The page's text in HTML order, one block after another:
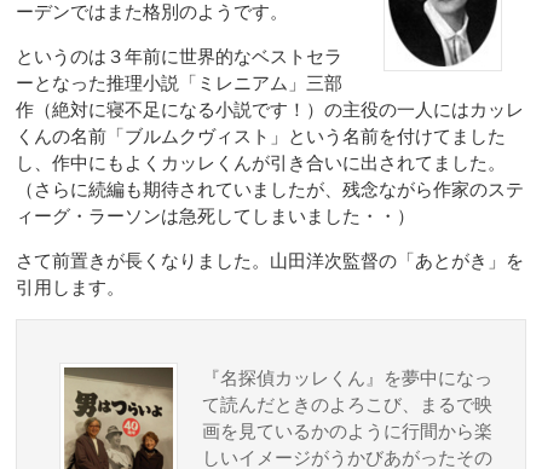
ーデンではまた格別のようです。
というのは３年前に世界的なベストセラ
ーとなった推理小説「ミレニアム」三部
作（絶対に寝不足になる小説です！）の主役の一人にはカッレ
くんの名前「ブルムクヴィスト」という名前を付けてました
し、作中にもよくカッレくんが引き合いに出されてました。
（さらに続編も期待されていましたが、残念ながら作家のステ
ィーグ・ラーソンは急死してしまいました・・）
さて前置きが長くなりました。山田洋次監督の「あとがき」を
引用します。
『名探偵カッレくん』を夢中になっ
て読んだときのよろこび、まるで映
画を見ているかのように行間から楽
しいイメージがうかびあがったその